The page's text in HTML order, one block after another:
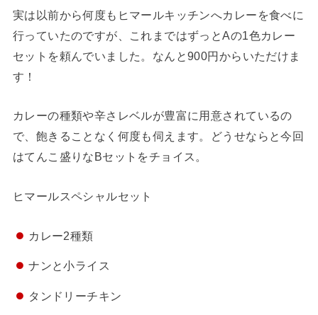
実は以前から何度もヒマールキッチンへカレーを食べに
行っていたのですが、これまではずっとAの1色カレー
セットを頼んでいました。なんと900円からいただけま
す！
カレーの種類や辛さレベルが豊富に用意されているの
で、飽きることなく何度も伺えます。どうせならと今回
はてんこ盛りなBセットをチョイス。
ヒマールスペシャルセット
カレー2種類
ナンと小ライス
タンドリーチキン